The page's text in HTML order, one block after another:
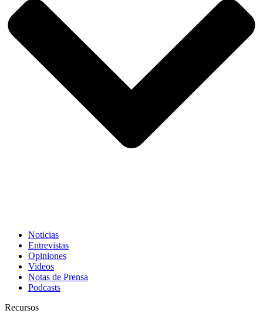
Noticias
Entrevistas
Opiniones
Videos
Notas de Prensa
Podcasts
Recursos